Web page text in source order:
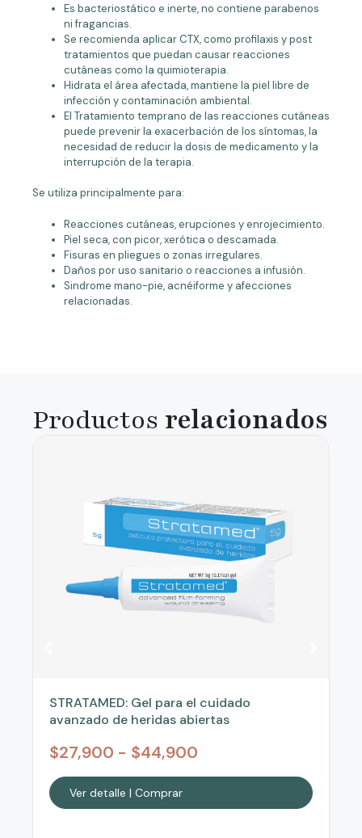
Es bacteriostático e inerte, no contiene parabenos
ni fragancias.
Se recomienda aplicar CTX, como profilaxis y post
tratamientos que puedan causar reacciones
cutáneas como la quimioterapia.
Hidrata el área afectada, mantiene la piel libre de
infección y contaminación ambiental.
El Tratamiento temprano de las reacciones cutáneas
puede prevenir la exacerbación de los síntomas, la
necesidad de reducir la dosis de medicamento y la
interrupción de la terapia.
Se utiliza principalmente para:
Reacciones cutáneas, erupciones y enrojecimiento.
Piel seca, con picor, xerótica o descamada.
Fisuras en pliegues o zonas irregulares.
Daños por uso sanitario o reacciones a infusión.
Sindrome mano-pie, acnéiforme y afecciones
relacionadas.
Productos relacionados
STRATAMED: Gel para el cuidado
avanzado de heridas abiertas
$27,900 - $44,900
Ver detalle | Comprar